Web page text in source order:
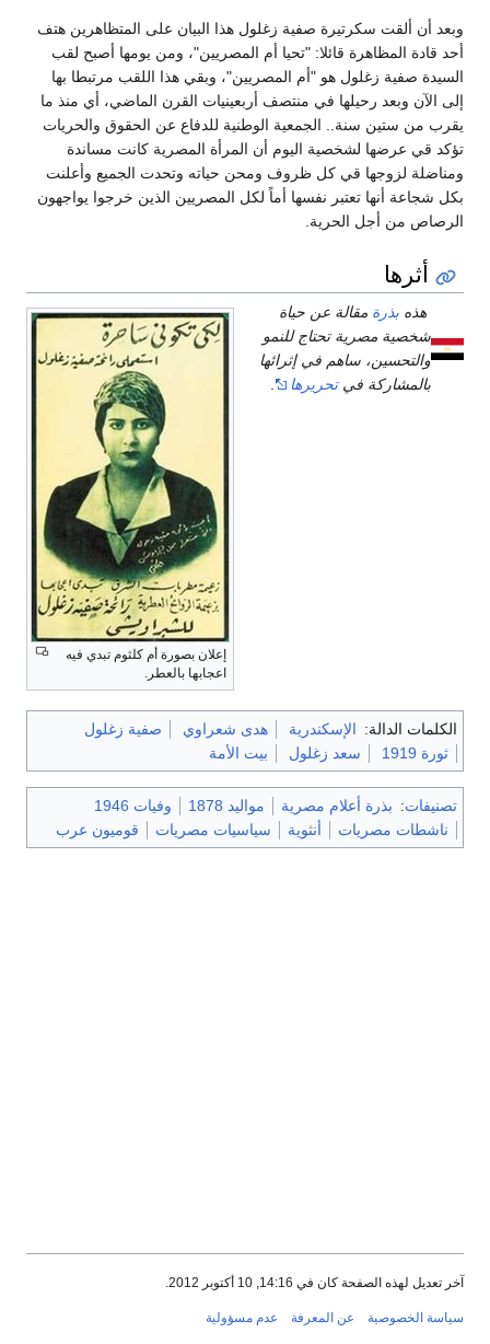
وبعد أن ألقت سكرتيرة صفية زغلول هذا البيان على المتظاهرين هتف
أحد قادة المظاهرة قائلا: "تحيا أم المصريين"، ومن يومها أصبح لقب
السيدة صفية زغلول هو "أم المصريين"، وبقي هذا اللقب مرتبطا بها
إلى الآن وبعد رحيلها في منتصف أربعينيات القرن الماضي، أي منذ ما
يقرب من ستين سنة.. الجمعية الوطنية للدفاع عن الحقوق والحريات
تؤكد قي عرضها لشخصية اليوم أن المرأة المصرية كانت مساندة
ومناضلة لزوجها قي كل ظروف ومحن حياته وتحدت الجميع وأعلنت
بكل شجاعة أنها تعتبر نفسها أماً لكل المصريين الذين خرجوا يواجهون
الرصاص من أجل الحرية.
أثرها
إعلان بصورة أم كلثوم تبدي فيه
اعجابها بالعطر.
هذه بذرة مقالة عن حياة
شخصية مصرية تحتاج للنمو
والتحسين، ساهم في إثرائها
بالمشاركة فيتحريرها
الكلمات الدالة: الإسكندرية هدى شعراوي
صفية زغلول
ثورة 1919
سعد زغلول بيت الأمة
تصنيفات: بذرة أعلام مصرية مواليد 1878
وفيات 1946
ناشطات مصريات
أنثوية سياسيات مصريات قوميون عرب
آخر تعديل لهذه الصفحة كان في 14:16, 10 أكتوبر 2012.
سياسة الخصوصية عن المعرفة عدم مسؤولية